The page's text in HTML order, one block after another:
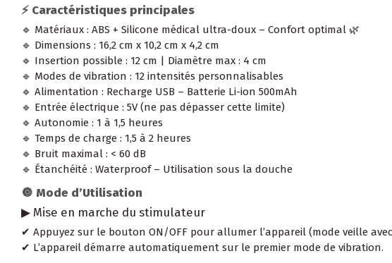
⚡ Caractéristiques principales
🔹 Matériaux : ABS + Silicone médical ultra-doux – Confort optimal 🌿
🔹 Dimensions : 16,2 cm x 10,2 cm x 4,2 cm
🔹 Insertion possible : 12 cm | Diamètre max : 4 cm
🔹 Modes de vibration : 12 intensités personnalisables
🔹 Alimentation : Recharge USB – Batterie Li-ion 500mAh
🔹 Entrée électrique : 5V (ne pas dépasser cette limite)
🔹 Autonomie : 1 à 1,5 heures
🔹 Temps de charge : 1,5 à 2 heures
🔹 Bruit maximal : < 60 dB
🔹 Étanchéité : Waterproof – Utilisation sous la douche
🔘 Mode d’Utilisation
▶ Mise en marche du stimulateur
✔ Appuyez sur le bouton ON/OFF pour allumer l’appareil (mode veille
✔ L’appareil démarre automatiquement sur le premier mode de vibration.